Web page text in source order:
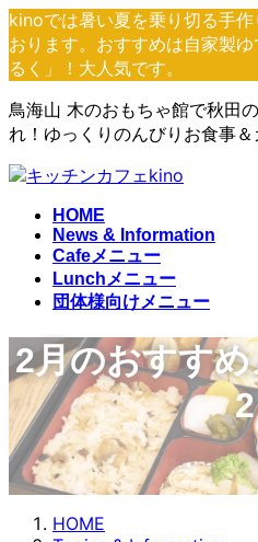
コ
ン
テ
ツ
へ
ス
キ
ナ
ビ
ゲ
シ
ョ
ン
に
kinoでは暑い夏を乗り切る手
おります。おすすめは自家製
るく」！大人気です。
鳥海山 木のおもちゃ館で秋田
れ！ゆっくりのんびりお食事＆
HOME
News & Information
Cafeメニュー
Lunchメニュー
団体様向けメニュー
2月のおすす
2
HOME